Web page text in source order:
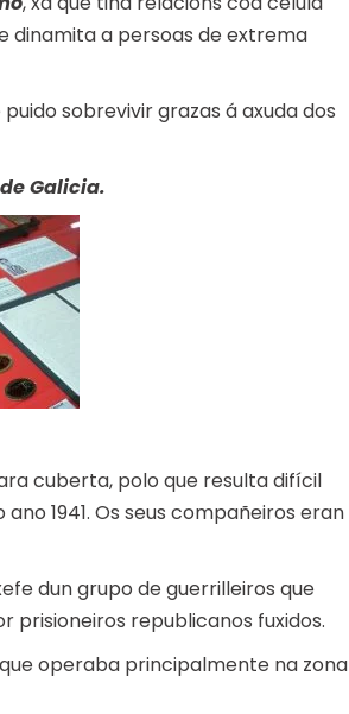
dinamita a persoas de extrema
sobrevivir grazas á axuda dos
Galicia.
cuberta, polo que resulta difícil
1941. Os seus compañeiros eran
dun grupo de guerrilleiros que
prisioneiros republicanos fuxidos.
operaba principalmente na zona